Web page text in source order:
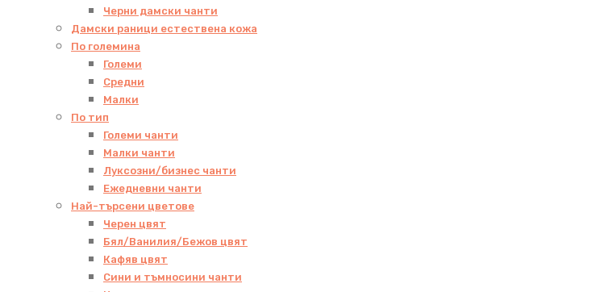
Черни дамски чанти
Дамски раници естествена кожа
По големина
Големи
Средни
Малки
По тип
Големи чанти
Малки чанти
Луксозни/бизнес чанти
Ежедневни чанти
Най-търсени цветове
Черен цвят
Бял/Ванилия/Бежов цвят
Кафяв цвят
Сини и тъмносини чанти